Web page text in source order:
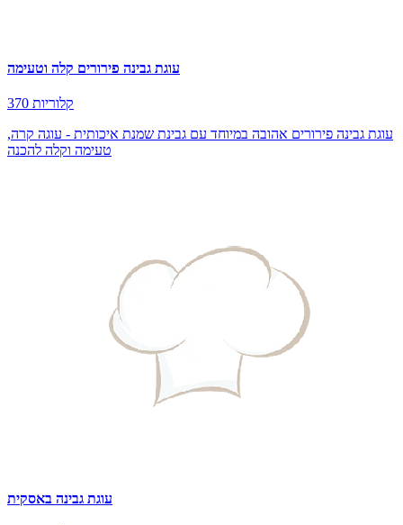
עוגת גבינה פירורים קלה וטעימה
370 קלוריות
עוגת גבינה פירורים אהובה במיוחד עם גבינת שמנת איכותית - עוגה קרה,
טעימה וקלה להכנה
עוגת גבינה באסקית